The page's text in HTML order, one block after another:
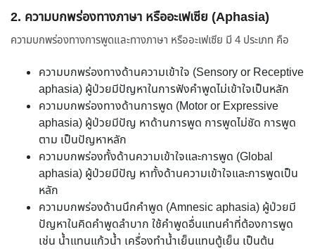
2. ความบกพร่องทางภาษา หรืออะเฟเซีย (Aphasia)
ความบกพร่องทางการพูดและทางภาษา หรืออะเฟเซีย มี 4 ประเภท คือ
ความบกพร่องทางด้านความเข้าใจ (Sensory or Receptive
aphasia) ผู้ป่วยมีปัญหาในการฟังคำพูดไม่เข้าใจเป็นหลัก
ความบกพร่องทางด้านการพูด (Motor or Expressive
aphasia) ผู้ป่วยมีปัญ หาด้านการพูด การพูดไม่ชัด การพูด
ตาม เป็นปัญหาหลัก
ความบกพร่องทั้งด้านความเข้าใจและการพูด (Global
aphasia) ผู้ป่วยมีปัญ หาทั้งด้านความเข้าใจและการพูดเป็น
หลัก
ความบกพร่องด้านนึกคำพูด (Amnesic aphasia) ผู้ป่วยมี
ปัญหาในคิดคำพูดลำบาก ใช้คำพูดอื่นแทนคำที่ต้องการพูด
เช่น น้ำแทนแก้วน้ำ เครื่องทำน้ำเย็นแทนตู้เย็น เป็นต้น